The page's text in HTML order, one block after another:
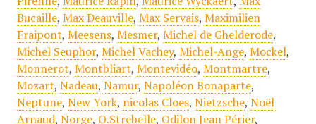
Bucaille, Max Deauville, Max Servais, Maximilien
Fraipont, Meesens, Mesmer, Michel de Ghelderode,
Michel Seuphor, Michel Vachey, Michel-Ange, Mockel,
Monnerot, Montbliart, Montevidéo, Montmartre,
Mozart, Nadeau, Namur, Napoléon Bonaparte,
Neptune, New York, nicolas Cloes, Nietzsche, Noël
Arnaud, Norge, O.Strebelle, Odilon Jean Périer,